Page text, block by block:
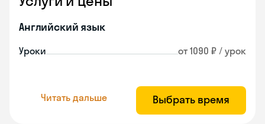
Английский язык
Уроки от 1090 ₽ / урок
Читать дальше Выбрать время